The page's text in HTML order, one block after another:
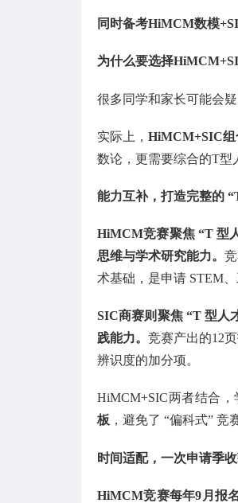
同时备考HiMCM数模
为什么要选择
很多同学和家长可能会疑
实际上，HiMCM+SIC组
数论，更需要综合的T型
能力互补，打造完整的
HiMCM竞赛聚焦 “T 型
思维与学术研究能力。
术基础，是申请 STEM
SIC商赛则聚焦 “T 型人
践能力。竞赛产出的12
辨识度的加分项。
HiMCM+SIC两者结合，
板 ，避免了 “偏科式” 竞
时间适配，一次申请季
HiMCM竞赛每年9月报